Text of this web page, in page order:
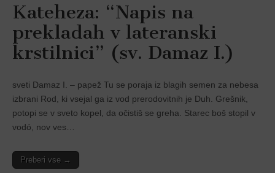
Kateheza: “Napis na
prekladah v lateranski
krstilnici” (sv. Damaz I.)
sveti Damaz I. – papež Tu se poraja iz blagih semen za nebesa
izbrani Rod, ki vsejal ga iz vod prerodovitnih je Duh. Grešnik,
potopi se v sveto kopel, da očistiš se greha. Starec boš stopil v
vodó, nov ves…
Preberi vse →